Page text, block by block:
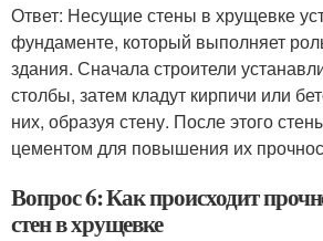
Ответ: Несущие стены в хрущевке
фундаменте, который выполняет
здания. Сначала строители
столбы, затем кладут кирпичи или
них, образуя стену. После этого
цементом для повышения их
Вопрос 6: Как происходит
стен в хрущевке